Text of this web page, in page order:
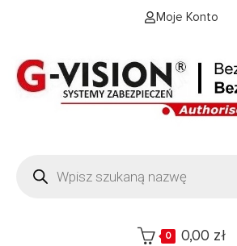
Moje Konto
0 0,00 zł